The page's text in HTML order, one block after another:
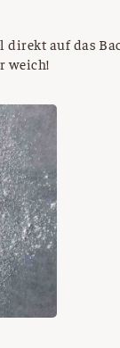
direkt auf das
weich!